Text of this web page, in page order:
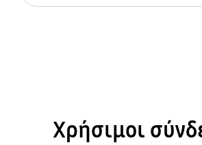
Χρήσιμοι